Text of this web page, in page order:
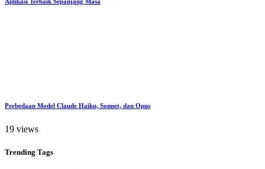
Perbedaan Model Claude Haiku, Sonnet, dan Opus
19 views
Trending Tags